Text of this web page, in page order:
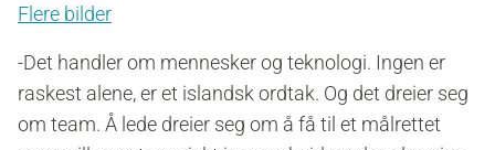
Flere bilder
-Det handler om mennesker og teknologi. Ingen er
raskest alene, er et islandsk ordtak. Og det dreier seg
om team. Å lede dreier seg om å få til et målrettet